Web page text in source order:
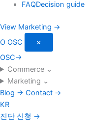
FAQDecision guide
View Marketing →
O OSC
×
OSC→
Commerce ⌄
Marketing ⌄
Blog → Contact →
KR
진단 신청 →